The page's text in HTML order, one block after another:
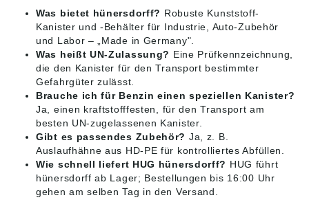
Was bietet hünersdorff? Robuste Kunststoff-
Kanister und -Behälter für Industrie, Auto-Zubehör
und Labor – „Made in Germany".
Was heißt UN-Zulassung? Eine Prüfkennzeichnung,
die den Kanister für den Transport bestimmter
Gefahrgüter zulässt.
Brauche ich für Benzin einen speziellen Kanister?
Ja, einen kraftstofffesten, für den Transport am
besten UN-zugelassenen Kanister.
Gibt es passendes Zubehör? Ja, z. B.
Auslaufhähne aus HD-PE für kontrolliertes Abfüllen.
Wie schnell liefert HUG hünersdorff? HUG führt
hünersdorff ab Lager; Bestellungen bis 16:00 Uhr
gehen am selben Tag in den Versand.